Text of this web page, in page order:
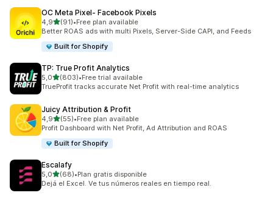
OC Meta Pixel‑ Facebook Pixels
4,9z 5 hvězd
(91)
Celkový počet recenzí: 91
•Free plan available
Better ROAS ads with multi Pixels, Server-Side CAPI, and Feeds
Built for Shopify
TP: True Profit Analytics
5,0z 5 hvězd
(803)
Celkový počet recenzí: 803
•Free trial available
TrueProfit tracks accurate Net Profit with real-time analytics
Juicy Attribution & Profit
4,9z 5 hvězd
(55)
Celkový počet recenzí: 55
•Free plan available
Profit Dashboard with Net Profit, Ad Attribution and ROAS
Built for Shopify
Escalafy
5,0z 5 hvězd
(68)
Celkový počet recenzí: 68
•Plan gratis disponible
Dejá el Excel. Ve tus números reales en tiempo real.